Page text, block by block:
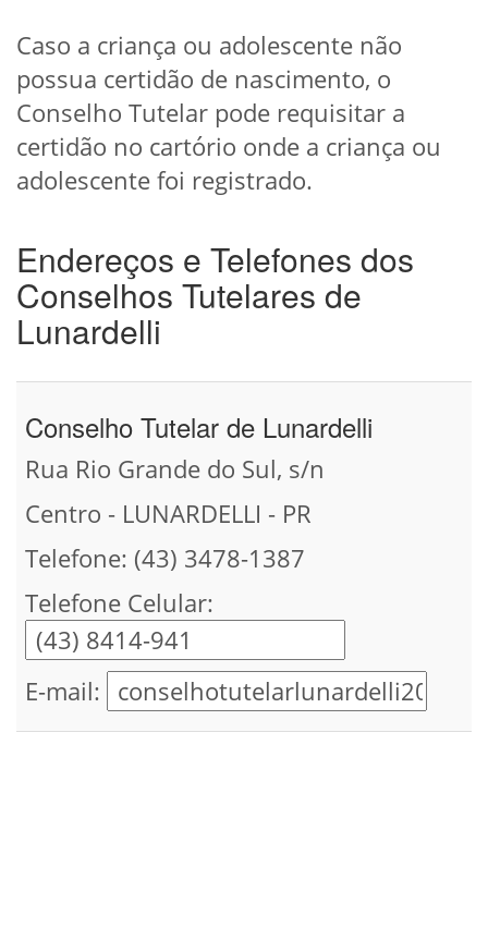
Caso a criança ou adolescente não
possua certidão de nascimento, o
Conselho Tutelar pode requisitar a
certidão no cartório onde a criança ou
adolescente foi registrado.
Endereços e Telefones dos
Conselhos Tutelares de
Lunardelli
Conselho Tutelar de Lunardelli
Rua Rio Grande do Sul, s/n
Centro - LUNARDELLI - PR
Telefone: (43) 3478-1387
Telefone Celular:
E-mail: